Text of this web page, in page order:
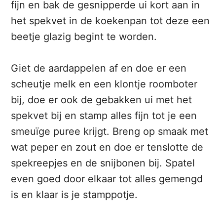
fijn en bak de gesnipperde ui kort aan in
het spekvet in de koekenpan tot deze een
beetje glazig begint te worden.
Giet de aardappelen af en doe er een
scheutje melk en een klontje roomboter
bij, doe er ook de gebakken ui met het
spekvet bij en stamp alles fijn tot je een
smeuïge puree krijgt. Breng op smaak met
wat peper en zout en doe er tenslotte de
spekreepjes en de snijbonen bij. Spatel
even goed door elkaar tot alles gemengd
is en klaar is je stamppotje.